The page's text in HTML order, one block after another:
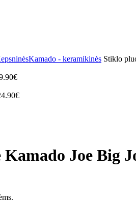
Kamado - keramikinės Stiklo
€
€
Joe Big